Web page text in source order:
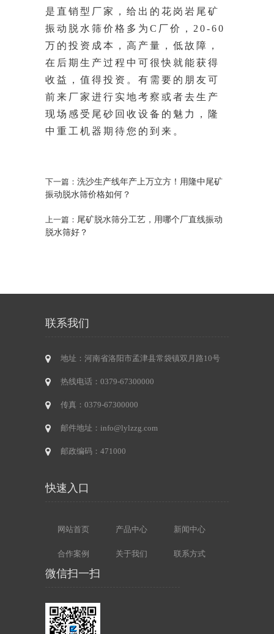
是直销型厂家，给出的花岗岩尾矿
振动脱水筛价格多为 C厂价，20-60
万的投资成本，高产量，低故障，
在后期生产过程中可很快就能获得
收益，值得投资。有需要的朋友可
前来厂家进行实地考察或者去生产
现场感受尾砂回收设备的魅力，隆
中重 工机器期待您的到来。
下一篇： 洗沙生产线年产上万立方！用隆中尾矿
振动脱水筛价格如何？
上一篇： 尾矿脱水筛分工艺，用哪个厂直线振动
脱水筛好？
联系我们
地址：河南省洛阳市孟津县常袋镇双月路10号
热线电话：0379-67300000
传真：0379-67300000
邮件地址：info@lylzzg.com
邮政编码：471000
快速入口
网站首页 产品中心 新闻中心
合作案例 关于我们 联系方式
微信扫一扫